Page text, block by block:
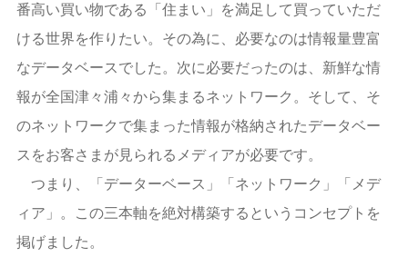
番高い買い物である「住まい」を満足して買っていただ
ける世界を作りたい。その為に、必要なのは情報量豊富
なデータベースでした。次に必要だったのは、新鮮な情
報が全国津々浦々から集まるネットワーク。そして、そ
のネットワークで集まった情報が格納されたデータベー
スをお客さまが見られるメディアが必要です。
つまり、「データーベース」「ネットワーク」「メデ
ィア」。この三本軸を絶対構築するというコンセプトを
掲げました。